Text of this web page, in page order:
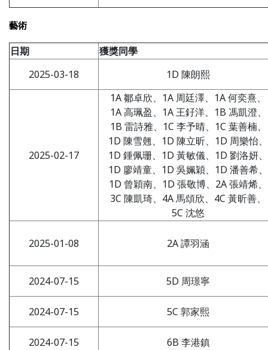
藝術
日期
獲獎同學
2025-03-18
1D 陳朗熙
2025-02-17
1A 鄒卓欣、1A 周廷澤、1A 何奕熹、
1A 高珮盈、1A 王釨洋、1B 馮凱澄、
1B 雷詩雅、1C 李予晴、1C 葉善楠、
1D 陳雪翹、1D 陳立昕、1D 周樂怡、
1D 鍾佩珊、1D 黃敏儀、1D 劉洛妍、
1D 廖靖童、1D 吳姵穎、1D 潘善希、
1D 曾穎南、1D 張敬博、2A 張靖烯、
3C 陳凱琦、4A 馬頌欣、4C 黃昕善、
5C 沈悠
2025-01-08 2A 譚羽涵
2024-07-15 5D 周璟寧
2024-07-15 5C 郭家熙
2024-07-15 6B 李港鎮